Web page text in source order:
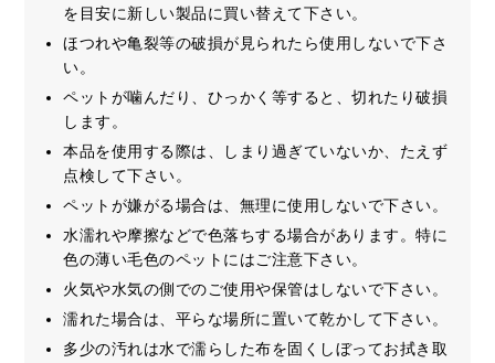
を目安に新しい製品に買い替えて下さい。
ほつれや亀裂等の破損が見られたら使用しないで下さ
い。
ペットが噛んだり、ひっかく等すると、切れたり破損
します。
本品を使用する際は、しまり過ぎていないか、たえず
点検して下さい。
ペットが嫌がる場合は、無理に使用しないで下さい。
水濡れや摩擦などで色落ちする場合があります。特に
色の薄い毛色のペットにはご注意下さい。
火気や水気の側でのご使用や保管はしないで下さい。
濡れた場合は、平らな場所に置いて乾かして下さい。
多少の汚れは水で濡らした布を固くしぼってお拭き取